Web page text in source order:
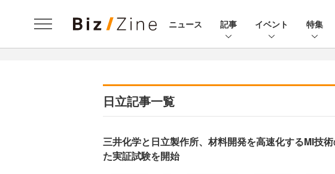
ニュース 記事 イベント 特集
日立記事一覧
三井化学と日立製作所、材料開発を高速化するMI技
た実証試験を開始